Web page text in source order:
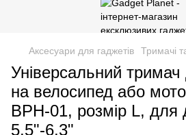
Аксесуари для гаджетів Тримачі
Універсальний
на велосипед або
BPH-01, розмір L, для
5,5"-6,3"